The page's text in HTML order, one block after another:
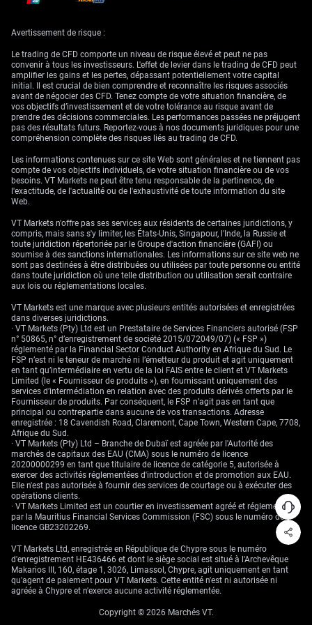
1,1 %, est depuis revenu sous 1,0 % et devrait rester plafonné à la lumière
en rendant leurs biens plus compétitifs et en dopant les bénéfices une
fois convertis depuis les devises étrangères. Cela devrait soutenir l’indice
Nikkei 225, qui a bénéficié de révisions positives des bénéfices des
entreprises tout au long du premier trimestre 2026. Nous conserverons
un biais haussier sur les actions japonaises via les contrats à terme et
options sur indices.
Historiquement, la Banque du Japon a toujours privilégié la prudence,
après avoir combattu la déflation pendant des décennies et n’avoir mis
toutes les raisons de maintenir cette posture prudente. Cette trajectoire
de politique monétaire prévisible devrait également contenir la volatilité
des marchés, offrant un contexte favorable à des opérations qui
bénéficient de la stabilité.
Avertissement de risque :
Le trading de CFD comporte un niveau de risque élevé et peut ne pas
convenir à tous les investisseurs. L'effet de levier dans le trading de CFD peut
amplifier les gains et les pertes, dépassant potentiellement votre capital
initial. Il est crucial de bien comprendre et reconnaître les risques associés
avant de négocier des CFD. Tenez compte de votre situation financière, de
vos objectifs d’investissement et de votre tolérance au risque avant de
prendre des décisions commerciales. Les performances passées ne préjugent
pas des résultats futurs. Reportez-vous à nos documents juridiques pour une
compréhension complète des risques liés au trading de CFD.
Les informations contenues sur ce site Web sont générales et ne tiennent pas
compte de vos objectifs individuels, de votre situation financière ou de vos
besoins. VT Markets ne peut être tenu responsable de la pertinence, de
l'exactitude, de l'actualité ou de l'exhaustivité de toute information du site
Web.
VT Markets n'offre pas ses services aux résidents de certaines juridictions, y
compris, mais sans s'y limiter, les États-Unis, Singapour, l'Inde, la Russie et
toute juridiction répertoriée par le Groupe d'action financière (GAFI) ou
soumise à des sanctions internationales. Les informations sur ce site web ne
sont pas destinées à être distribuées ou utilisées par toute personne ou entité
dans toute juridiction où une telle distribution ou utilisation serait contraire
aux lois ou réglementations locales.
VT Markets est une marque avec plusieurs entités autorisées et enregistrées
dans diverses juridictions.
· VT Markets (Pty) Ltd est un Prestataire de Services Financiers autorisé (FSP
n° 50865, n° d’enregistrement de société 2015/072049/07) (« FSP »)
réglementé par la Financial Sector Conduct Authority en Afrique du Sud. Le
FSP n’est ni le teneur de marché ni l’émetteur du produit et agit uniquement
en tant qu’intermédiaire en vertu de la loi FAIS entre le client et VT Markets
Limited (le « Fournisseur de produits »), en fournissant uniquement des
services d’intermédiation en relation avec des produits dérivés offerts par le
Fournisseur de produits. Par conséquent, le FSP n’agit pas en tant que
principal ou contrepartie dans aucune de vos transactions. Adresse
enregistrée : 18 Cavendish Road, Claremont, Cape Town, Western Cape, 7708,
Afrique du Sud.
· VT Markets (Pty) Ltd – Branche de Dubaï est agréée par l'Autorité des
marchés de capitaux des EAU (CMA) sous le numéro de licence
20200000299 en tant que titulaire de licence de catégorie 5, autorisée à
exercer des activités réglementées d'introduction et de promotion aux EAU.
Elle n'est pas autorisée à fournir des services de courtage ou à exécuter des
opérations clients.
· VT Markets Limited est un courtier en investissement agréé et réglementé
par la Mauritius Financial Services Commission (FSC) sous le numéro de
licence GB23202269.
VT Markets Ltd, enregistrée en République de Chypre sous le numéro
d'enregistrement HE436466 et dont le siège social est situé à l'Archevêque
Makarios III, 160, étage 1, 3026, Limassol, Chypre, agit uniquement en tant
qu'agent de paiement pour VT Markets. Cette entité n'est ni autorisée ni
agréée à Chypre et n'exerce aucune activité réglementée.
Copyright © 2026 Marchés VT.